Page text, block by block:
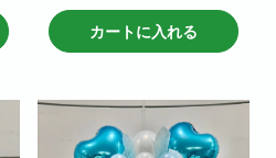
バタフライバージョン！
H190
カートに入れる